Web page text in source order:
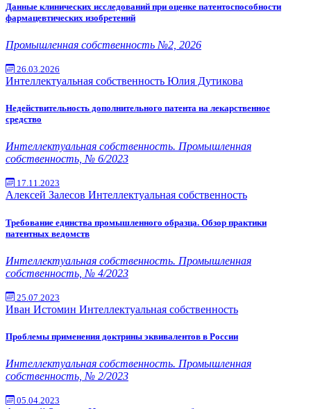
Данные клинических исследований при оценке патентоспособности
фармацевтических изобретений
Промышленная собственность №2, 2026
26.03.2026
Интеллектуальная собственность Юлия Дутикова
Недействительность дополнительного патента на лекарственное
средство
Интеллектуальная собственность. Промышленная
собственность, № 6/2023
17.11.2023
Алексей Залесов Интеллектуальная собственность
Требование единства промышленного образца. Обзор практики
патентных ведомств
Интеллектуальная собственность. Промышленная
собственность, № 4/2023
25.07.2023
Иван Истомин Интеллектуальная собственность
Проблемы применения доктрины эквивалентов в России
Интеллектуальная собственность. Промышленная
собственность, № 2/2023
05.04.2023